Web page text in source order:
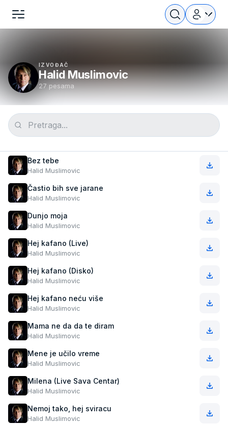
IZVOĐAČ
Halid Muslimovic
27 pesama
Bez tebe
Halid Muslimovic
Častio bih sve jarane
Halid Muslimovic
Dunjo moja
Halid Muslimovic
Hej kafano (Live)
Halid Muslimovic
Hej kafano (Disko)
Halid Muslimovic
Hej kafano neću više
Halid Muslimovic
Mama ne da da te diram
Halid Muslimovic
Mene je učilo vreme
Halid Muslimovic
Milena (Live Sava Centar)
Halid Muslimovic
Nemoj tako, hej sviracu
Halid Muslimovic